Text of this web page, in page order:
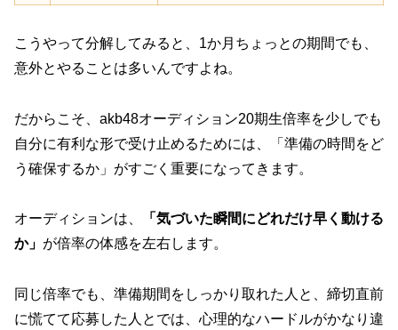
こうやって分解してみると、1か月ちょっとの期間でも、
意外とやることは多いんですよね。
だからこそ、akb48オーディション20期生倍率を少しでも
自分に有利な形で受け止めるためには、「準備の時間をど
う確保するか」がすごく重要になってきます。
オーディションは、
「気づいた瞬間にどれだけ早く動ける
か」 が倍率の体感を左右します。
同じ倍率でも、準備期間をしっかり取れた人と、締切直前
に慌てて応募した人とでは、心理的なハードルがかなり違